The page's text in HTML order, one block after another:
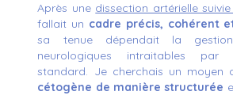
Après une dissection artérielle
fallait un cadre précis, cohérent
sa tenue dépendait la
neurologiques intraitables par
standard. Je cherchais un moyen
cétogène de manière structurée